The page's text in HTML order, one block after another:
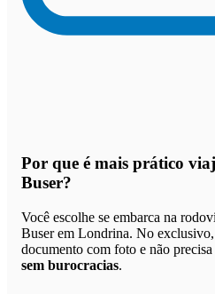
Por que é mais prático
Buser?
Você escolhe se embarca na
Buser em Londrina. No
documento com foto e não
sem burocracias.